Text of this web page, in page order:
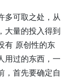
多可取之处，从
大量的投入得到
有 原创性的东
用过的东西，一
，首先要确定自